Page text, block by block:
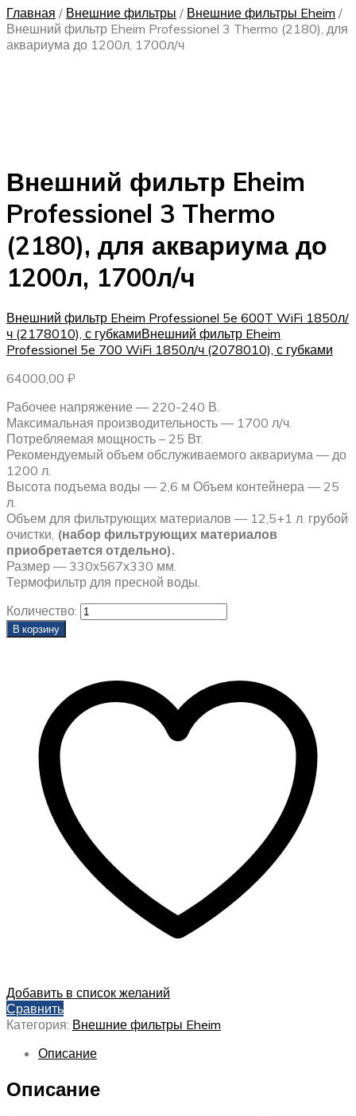
Главная / Внешние фильтры / Внешние фильтры Eheim /
Внешний фильтр Eheim Professionel 3 Thermo (2180), для
аквариума до 1200л, 1700л/ч
Внешний фильтр Eheim
Professionel 3 Thermo
(2180), для аквариума до
1200л, 1700л/ч
Внешний фильтр Eheim Professionel 5e 600T WiFi 1850л/
ч (2178010), с губкамиВнешний фильтр Eheim
Professionel 5e 700 WiFi 1850л/ч (2078010), с губками
64000,00 ₽
Рабочее напряжение — 220-240 В.
Максимальная производительность — 1700 л/ч.
Потребляемая мощность – 25 Вт.
Рекомендуемый объем обслуживаемого аквариума — до
1200 л.
Высота подъема воды — 2,6 м Объем контейнера — 25
л.
Объем для фильтрующих материалов — 12,5+1 л. грубой
очистки, (набор фильтрующих материалов
приобретается отдельно).
Размер — 330х567х330 мм.
Термофильтр для пресной воды.
Количество:
В корзину
Добавить в список желаний
Сравнить
Категория: Внешние фильтры Eheim
Описание
Описание